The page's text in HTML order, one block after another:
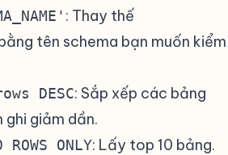
: Thay thế
tên schema bạn muốn kiểm
DESC: Sắp xếp các bảng
ghi giảm dần.
ONLY: Lấy top 10 bảng.